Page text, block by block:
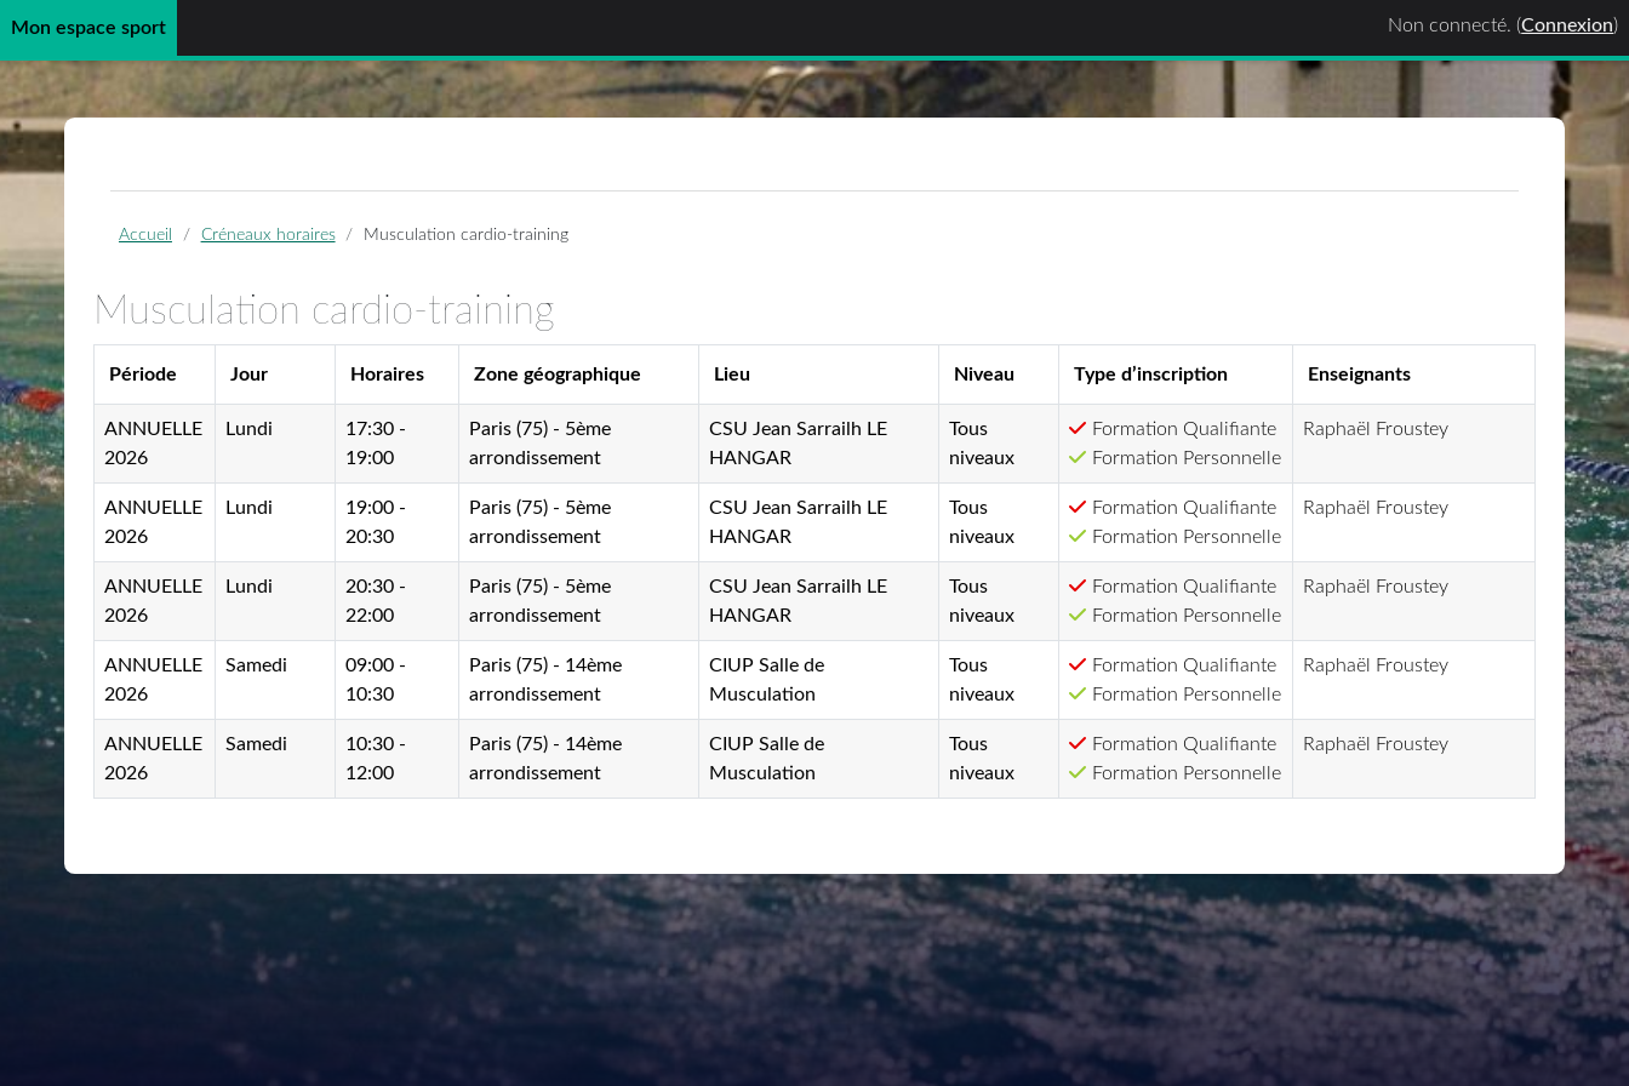
Passer au contenu principal
Mon espace sport Non connecté. (Connexion)
Accueil Créneaux horaires Musculation cardio-training
Musculation cardio-training
Période Jour Horaires Zone géographique Lieu Niveau Type d’inscription Enseignants
ANNUELLE
2026
Lundi
17:30 -
19:00
Paris (75) - 5ème
arrondissement
CSU Jean Sarrailh LE
HANGAR
Tous
niveaux
Formation Qualifiante
Formation Personnelle
Raphaël Froustey
ANNUELLE
2026
Lundi
19:00 -
20:30
Paris (75) - 5ème
arrondissement
CSU Jean Sarrailh LE
HANGAR
Tous
niveaux
Formation Qualifiante
Formation Personnelle
Raphaël Froustey
ANNUELLE
2026
Lundi
20:30 -
22:00
Paris (75) - 5ème
arrondissement
CSU Jean Sarrailh LE
HANGAR
Tous
niveaux
Formation Qualifiante
Formation Personnelle
Raphaël Froustey
ANNUELLE
2026
Samedi
09:00 -
10:30
Paris (75) - 14ème
arrondissement
CIUP Salle de
Musculation
Tous
niveaux
Formation Qualifiante
Formation Personnelle
Raphaël Froustey
ANNUELLE
2026
Samedi
10:30 -
12:00
Paris (75) - 14ème
arrondissement
CIUP Salle de
Musculation
Tous
niveaux
Formation Qualifiante
Formation Personnelle
Raphaël Froustey